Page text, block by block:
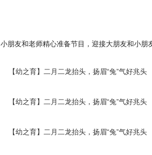
小朋友和老师精心准备节目，迎接大朋友和小朋